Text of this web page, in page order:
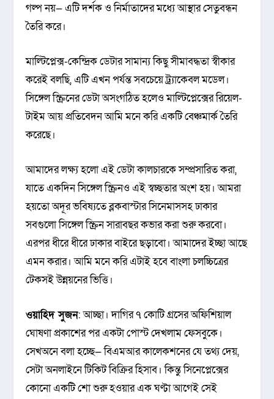
গল্প নয়— এটি দর্শক ও নির্মাতাদের মধ্যে আস্থার সেতুবন্ধন
তৈরি করে।
মাল্টিপ্লেক্স-কেন্দ্রিক ডেটার সামান্য কিছু সীমাবদ্ধতা স্বীকার
করেই বলছি, এটি এখন পর্যন্ত সবচেয়ে ট্র্যাকেবল মডেল।
সিঙ্গেল স্ক্রিনের ডেটা অসংগঠিত হলেও মাল্টিপ্লেক্সের রিয়েল-
টাইম আয় প্রতিবেদন আমি মনে করি একটি বেঞ্চমার্ক তৈরি
করেছে।
আমাদের লক্ষ্য হলো এই ডেটা কালচারকে সম্প্রসারিত করা,
যাতে একদিন সিঙ্গেল স্ক্রিনও এই স্বচ্ছতার অংশ হয়। আমরা
হয়তো অদূর ভবিষ্যতে ব্লকবাস্টার সিনেমাসসহ ঢাকার
সবগুলো সিঙ্গেল স্ক্রিন সারাবছর কভার করা শুরু করবো।
এরপর ধীরে ধীরে ঢাকার বাইরে ছড়াবো। আমাদের ইচ্ছা আছে
এমন করার। আমি মনে করি এটাই হবে বাংলা চলচ্চিত্রের
টেকসই উন্নয়নের ভিত্তি।
ওয়াহিদ সুজন: আচ্ছা। দাগির ৭ কোটি গ্রসের অফিশিয়াল
ঘোষণা প্রকাশের পর একটা পোস্ট দেখলাম ফেসবুকে।
সেখঅনে বলা হচ্ছে— বিএমআর কালেকশনের যে তথ্য দেয়,
সেটা অনলাইনে টিকিট বিক্রির হিসাব। কিন্তু সিনেপ্লেক্সের
কোনো একটি শো শুরু হওয়ার এক ঘণ্টা আগেই সেই